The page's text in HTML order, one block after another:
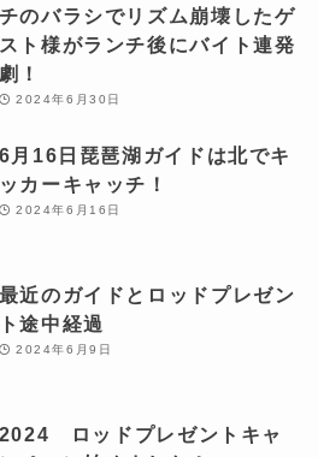
チのバラシでリズム崩壊したゲ
スト様がランチ後にバイト連発
劇！
2024年6月30日
6月16日琵琶湖ガイドは北でキ
ッカーキャッチ！
2024年6月16日
最近のガイドとロッドプレゼン
ト途中経過
2024年6月9日
2024 ロッドプレゼントキャ